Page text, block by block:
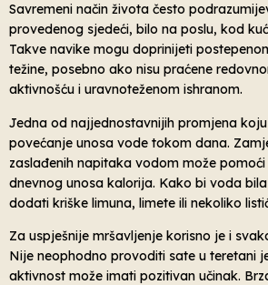
Savremeni način života često
provedenog sjedeći, bilo na poslu, kod
Takve navike mogu doprinijeti
težine, posebno ako nisu praćene
aktivnošću i uravnoteženom ishranom.
Jedna od najjednostavnijih promjena
povećanje unosa vode tokom dana.
zaslađenih napitaka vodom može
dnevnog unosa kalorija. Kako bi voda
dodati kriške limuna, limete ili nekoliko
Za uspješnije mršavljenje korisno je i
Nije neophodno provoditi sate u teretani
aktivnost može imati pozitivan učinak.